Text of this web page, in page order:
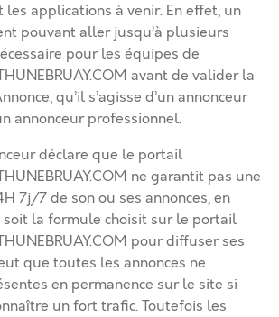
applications à venir. En effet, un
pouvant aller jusqu’à plusieurs
pour les équipes de
avant de valider la
qu’il s’agisse d’un annonceur
annonceur professionnel.
déclare que le portail
ne garantit pas une
7j/7 de son ou ses annonces, en
la formule choisit sur le portail
pour diffuser ses
que toutes les annonces ne
en permanence sur le site si
un fort trafic. Toutefois les